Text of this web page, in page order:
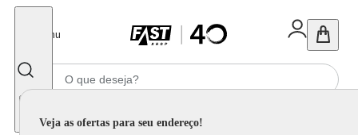
Menu
Veja as ofertas para seu endereço!